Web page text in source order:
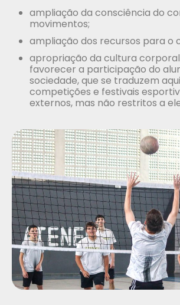
ampliação da consciência do
movimentos;
ampliação dos recursos para o
apropriação da cultura
favorecer a participação do
sociedade, que se traduzem
competições e festivais
externos, mas não restritos a